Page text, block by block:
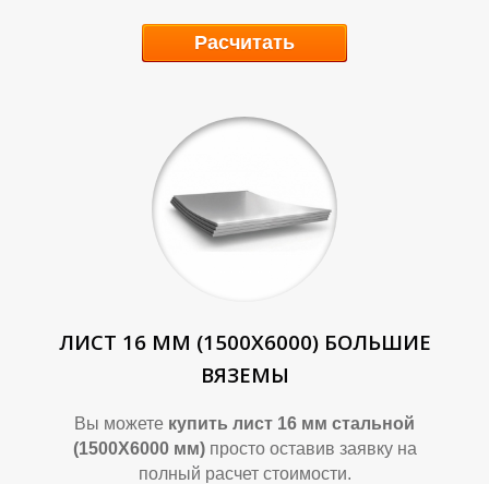
Ф
Расчитать
ЛИСТ 16 ММ (1500Х6000) БОЛЬШИЕ
ВЯЗЕМЫ
Вы можете купить лист 16 мм стальной
(1500Х6000 мм) просто оставив заявку на
полный расчет стоимости.
Ф